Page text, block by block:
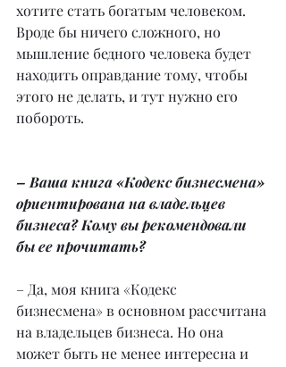
хотите стать богатым человеком.
Вроде бы ничего сложного, но
мышление бедного человека будет
находить оправдание тому, чтобы
этого не делать, и тут нужно его
побороть.
– Ваша книга «Кодекс бизнесмена»
ориентирована на владельцев
бизнеса? Кому вы рекомендовали
бы ее прочитать?
– Да, моя книга «Кодекс
бизнесмена» в основном рассчитана
на владельцев бизнеса. Но она
может быть не менее интересна и